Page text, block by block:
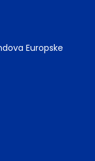
Europske